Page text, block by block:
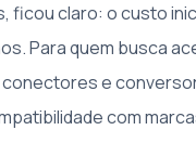
ficou claro: o custo
Para quem busca
e
com